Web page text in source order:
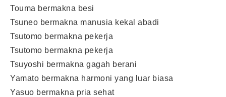
Touma bermakna besi
Tsuneo bermakna manusia kekal abadi
Tsutomo bermakna pekerja
Tsutomo bermakna pekerja
Tsuyoshi bermakna gagah berani
Yamato bermakna harmoni yang luar biasa
Yasuo bermakna pria sehat